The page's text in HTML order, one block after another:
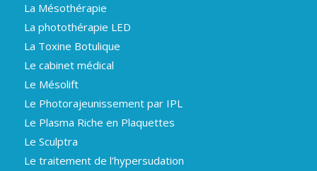
La Mésothérapie
La photothérapie LED
La Toxine Botulique
Le cabinet médical
Le Mésolift
Le Photorajeunissement par IPL
Le Plasma Riche en Plaquettes
Le Sculptra
Le traitement de l’hypersudation